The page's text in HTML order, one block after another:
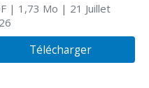
| 1,73 Mo | 21 Juillet
Télécharger